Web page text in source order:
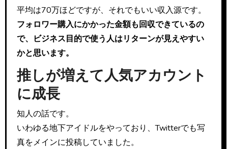
平均は70万ほどですが、それでもいい収入源です。
フォロワー購入にかかった金額も回収できているの
で、ビジネス目的で使う人はリターンが見えやすい
かと思います。
推しが増えて人気アカウント
に成長
知人の話です。
いわゆる地下アイドルをやっており、Twitterでも写
真をメインに投稿していました。